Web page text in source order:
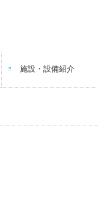
施設・設備紹介